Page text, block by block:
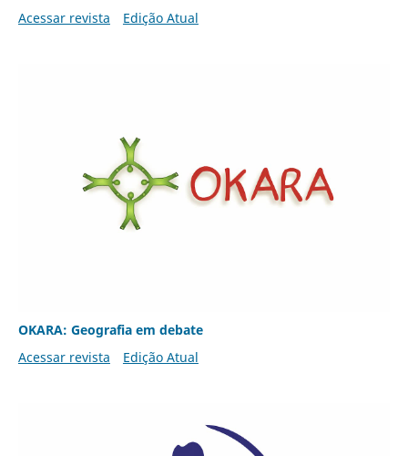
Acessar revista
Edição Atual
OKARA: Geografia em debate
Acessar revista
Edição Atual